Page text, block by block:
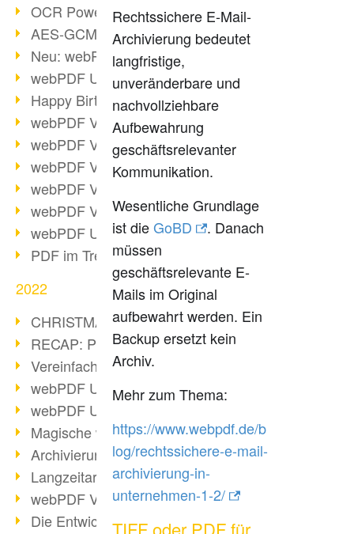
OCR Power für Profis
AES-GCM-Unterstützung (PDF 2.0)
Neu: webPDF Developer Hub
webPDF Update 9.0.0.2898
Happy Birthday, PDF!
webPDF Video-Session 4
webPDF Video-Session 3
webPDF Video-Session 2
webPDF Video-Session 1
webPDF Video-Session Termine
webPDF Update 9.0.0.2843
PDF im Trend
2022
CHRISTMAS 2022 loading
RECAP: PDF Days Europe 2022
Vereinfachung Personalprozesse
webPDF Update 8.0.0.2727
webPDF Update 9.0.0.2732
Magische webPDF Version 9
Archivierung: Aufbewahrungsfristen
Langzeitarchivierung mit PDF/A
webPDF Video - Behind the Scenes
Die Entwicklung von PDF/X
Rechtssichere E-Mail-
Archivierung bedeutet
langfristige,
unveränderbare und
nachvollziehbare
Aufbewahrung
geschäftsrelevanter
Kommunikation.
Wesentliche Grundlage
ist dieGoBD
. Danach
müssen
geschäftsrelevante E-
Mails im Original
aufbewahrt werden. Ein
Backup ersetzt kein
Archiv.
Mehr zum Thema:
https://www.webpdf.de/b
log/rechtssichere-e-mail-
archivierung-in-
unternehmen-1-2/
TIFF oder PDF für